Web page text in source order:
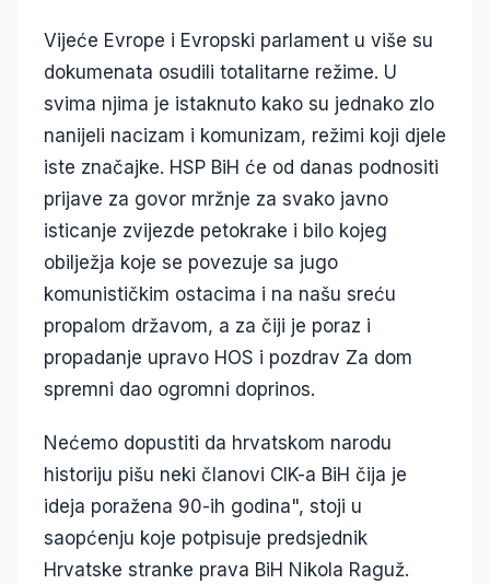
Vijeće Evrope i Evropski parlament u više su
dokumenata osudili totalitarne režime. U
svima njima je istaknuto kako su jednako zlo
nanijeli nacizam i komunizam, režimi koji djele
iste značajke. HSP BiH će od danas podnositi
prijave za govor mržnje za svako javno
isticanje zvijezde petokrake i bilo kojeg
obilježja koje se povezuje sa jugo
komunističkim ostacima i na našu sreću
propalom državom, a za čiji je poraz i
propadanje upravo HOS i pozdrav Za dom
spremni dao ogromni doprinos.
Nećemo dopustiti da hrvatskom narodu
historiju pišu neki članovi CIK-a BiH čija je
ideja poražena 90-ih godina", stoji u
saopćenju koje potpisuje predsjednik
Hrvatske stranke prava BiH Nikola Raguž.